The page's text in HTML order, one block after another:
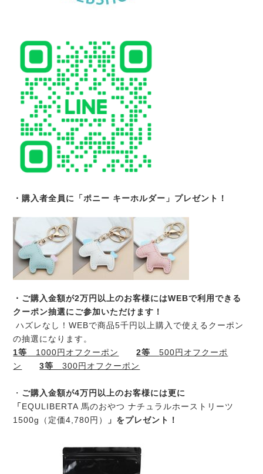
・購入者全員に「ポニー キーホルダー」プレゼント！
・ご購入金額が2万円以上のお客様にはWEBで利用できる
クーポン抽選にご参加いただけます！
ハズレなし！WEBで商品5千円以上購入で使えるクーポン
の抽選になります。
1等 1000円オフクーポン 2等500円オフクーポ
ン
3等300円オフクーポン
・ ご購入金額が4万円以上のお客様には更に
「EQULIBERTA 馬のおやつ ナチュラルホーストリーツ
1500g（定価4,780円）
」をプレゼント！